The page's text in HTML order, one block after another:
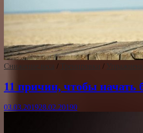
Снижение веса / Тренировки /
11 причин, чтобы начать
03.03.201928.02.20190